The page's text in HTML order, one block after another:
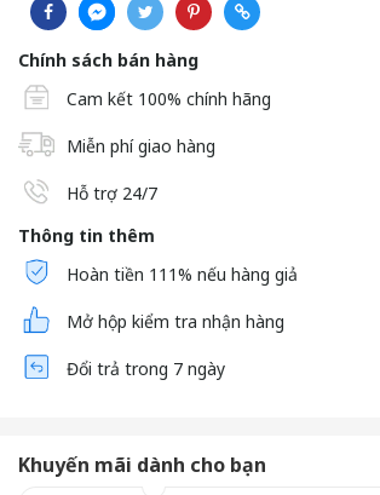
Chính sách bán hàng
Cam kết 100% chính hãng
Miễn phí giao hàng
Hỗ trợ 24/7
Thông tin thêm
Hoàn tiền 111% nếu hàng giả
Mở hộp kiểm tra nhận hàng
Đổi trả trong 7 ngày
Khuyến mãi dành cho bạn